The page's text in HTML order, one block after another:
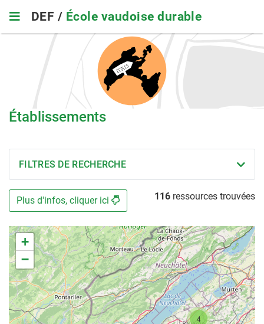
main
DEF / École vaudoise durable
Établissements
Plus d'infos, cliquer ici 116 ressources trouvées
4
+
−
FILTRES DE RECHERCHE